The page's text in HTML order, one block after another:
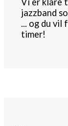
jazzband
... og du vil
timer!